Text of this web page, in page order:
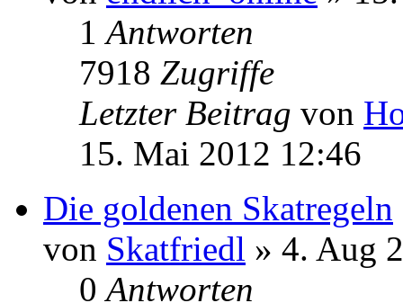
Letzter Beitrag
17. Jan 2013 15:43
Skatliste am ePad führen
vonendlich_online» 15.
1 Antworten
7918Zugriffe